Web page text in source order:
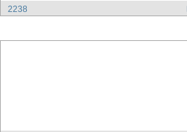
2238